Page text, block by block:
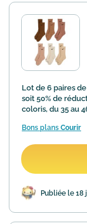
Lot de 6 paires
soit 50% de
coloris, du 35 au
Bons plans Courir
Publiée le 18